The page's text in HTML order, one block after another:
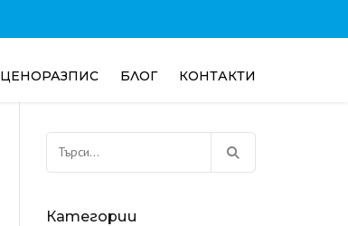
ЦЕНОРАЗПИС БЛОГ
ПОЛЕЗНО ЗА РОДИТЕЛИ
ЛОГОПЕДИЯ
КОНТАКТИ
за:
Категории